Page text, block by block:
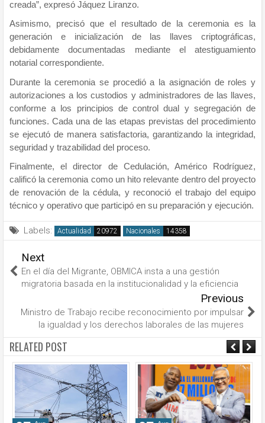
creada”, expresó Jáquez Liranzo.
Asimismo, precisó que el resultado de la ceremonia es la
generación e inicialización de las llaves criptográficas,
debidamente documentadas mediante el atestiguamiento
notarial correspondiente.
Durante la ceremonia se procedió a la asignación de roles y
autorizaciones a los custodios y administradores de las llaves,
conforme a los principios de control dual y segregación de
funciones. Cada una de las etapas previstas del procedimiento
se ejecutó de manera satisfactoria, garantizando la integridad,
seguridad y trazabilidad del proceso.
Finalmente, el director de Cedulación, Américo Rodríguez,
calificó la ceremonia como un hito relevante dentro del proyecto
de renovación de la cédula, y reconoció el trabajo del equipo
técnico y operativo que participó en su preparación y ejecución.
Labels: Actualidad Nacionales
Next
En el día del Migrante, OBMICA insta a una gestión
migratoria basada en la institucionalidad y la eficiencia
Previous
Ministro de Trabajo recibe reconocimiento por impulsar
la igualdad y los derechos laborales de las mujeres
RELATED POST